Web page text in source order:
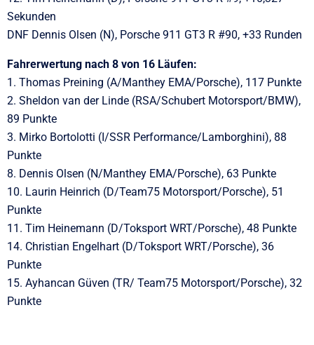
Sekunden
DNF Dennis Olsen (N), Porsche 911 GT3 R #90, +33 Runden
Fahrerwertung nach 8 von 16 Läufen:
1. Thomas Preining (A/Manthey EMA/Porsche), 117 Punkte
2. Sheldon van der Linde (RSA/Schubert Motorsport/BMW),
89 Punkte
3. Mirko Bortolotti (I/SSR Performance/Lamborghini), 88
Punkte
8. Dennis Olsen (N/Manthey EMA/Porsche), 63 Punkte
10. Laurin Heinrich (D/Team75 Motorsport/Porsche), 51
Punkte
11. Tim Heinemann (D/Toksport WRT/Porsche), 48 Punkte
14. Christian Engelhart (D/Toksport WRT/Porsche), 36
Punkte
15. Ayhancan Güven (TR/ Team75 Motorsport/Porsche), 32
Punkte